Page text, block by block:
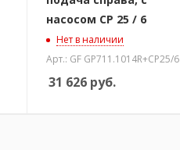
насосом CP 25 / 6
Нет в наличии
Арт.: GF GP711.1014R+CP25/6
31 626руб.